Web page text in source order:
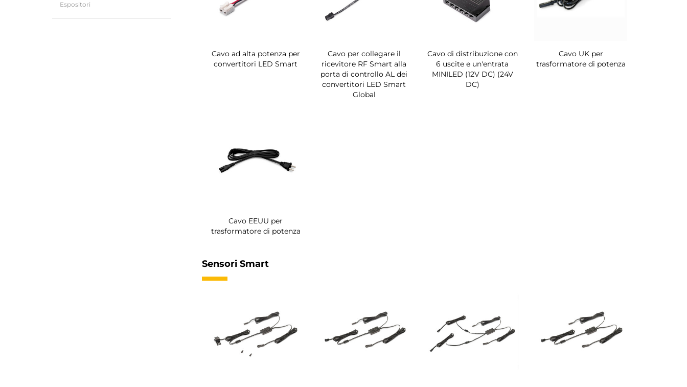
Espositori
Cavo ad alta potenza per
convertitori LED Smart
Cavo per collegare il
ricevitore RF Smart alla
porta di controllo AL dei
convertitori LED Smart
Global
Cavo di distribuzione con
6 uscite e un'entrata
MINILED (12V DC) (24V
DC)
Cavo UK per
trasformatore di potenza
Cavo EEUU per
trasformatore di potenza
Sensori Smart